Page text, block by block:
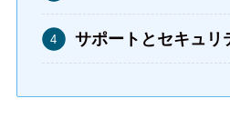
サポートとセキュリ